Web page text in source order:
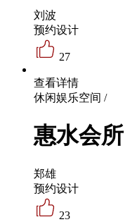
刘波
预约设计
27
查看详情
休闲娱乐空间 /
惠水会所
郑雄
预约设计
23